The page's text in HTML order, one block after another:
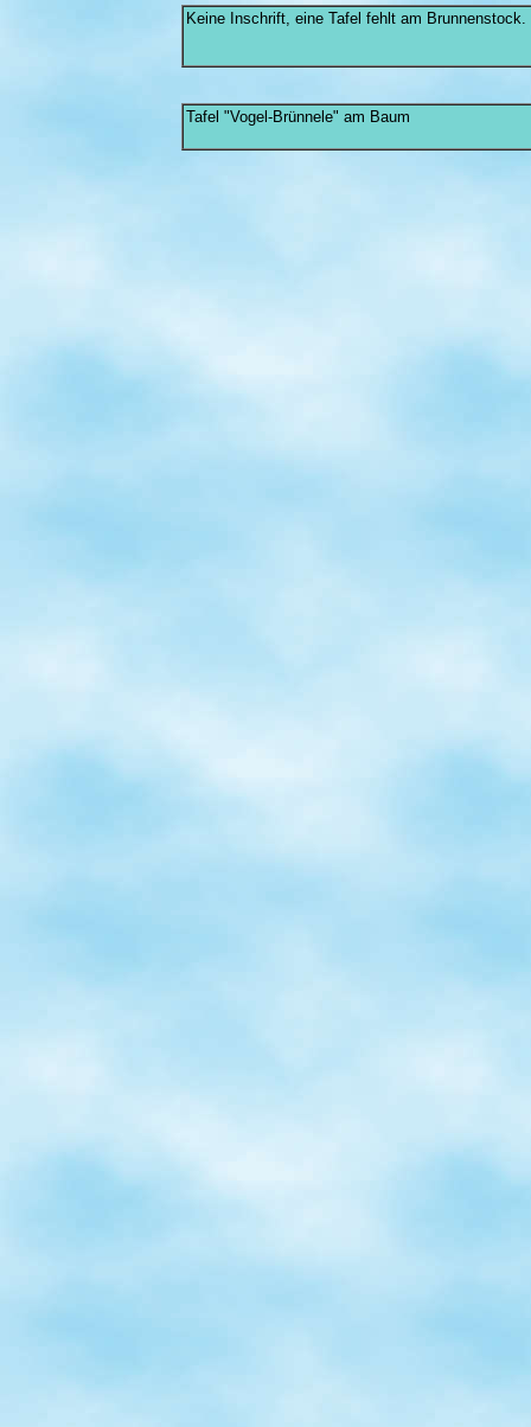
Keine Inschrift, eine Tafel fehlt am Brunnenstock.
Tafel "Vogel-Brünnele" am Baum